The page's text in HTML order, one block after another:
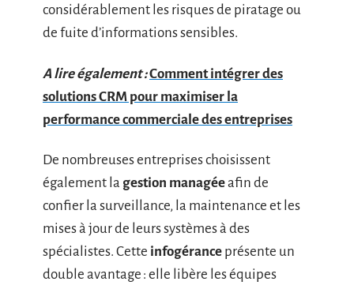
considérablement les risques de piratage ou
de fuite d’informations sensibles.
A lire également :Comment intégrer des
solutions CRM pour maximiser la
performance commerciale des entreprises
De nombreuses entreprises choisissent
également la gestion managéeafin de
confier la surveillance, la maintenance et les
mises à jour de leurs systèmes à des
spécialistes. Cette infogérance présente un
double avantage : elle libère les équipes